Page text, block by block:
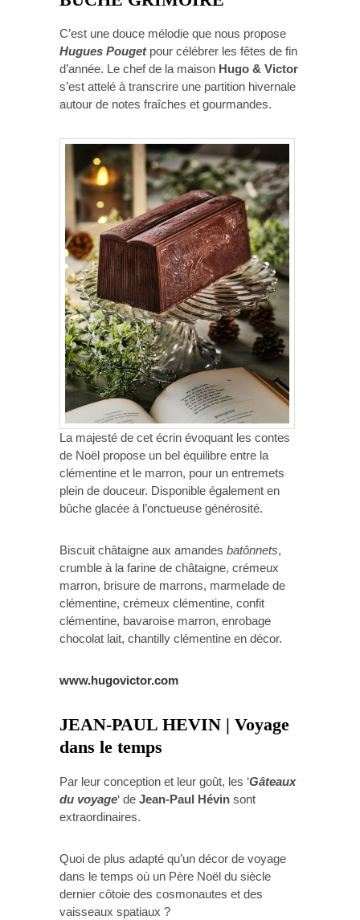
C’est une douce mélodie que nous propose
Hugues Pougetpour célébrer les fêtes de fin
d’année. Le chef de la maison Hugo & Victor
s’est attelé à transcrire une partition hivernale
autour de notes fraîches et gourmandes.
La majesté de cet écrin évoquant les contes
de Noël propose un bel équilibre entre la
clémentine et le marron, pour un entremets
plein de douceur. Disponible également en
bûche glacée à l’onctueuse générosité.
Biscuit châtaigne aux amandes batônnets,
crumble à la farine de châtaigne, crémeux
marron, brisure de marrons, marmelade de
clémentine, crémeux clémentine, confit
clémentine, bavaroise marron, enrobage
chocolat lait, chantilly clémentine en décor.
www.hugovictor.com
JEAN-PAUL HEVIN | Voyage
dans le temps
Par leur conception et leur goût, les ‘Gâteaux
du voyage‘ de Jean-Paul Hévin sont
extraordinaires.
Quoi de plus adapté qu’un décor de voyage
dans le temps où un Père Noël du siècle
dernier côtoie des cosmonautes et des
vaisseaux spatiaux ?